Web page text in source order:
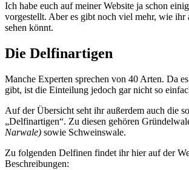
Ich habe euch auf meiner Website ja schon
vorgestellt. Aber es gibt noch viel mehr, wie ihr
sehen könnt.
Die Delfinartigen
Manche Experten sprechen von 40 Arten. Da
gibt, ist die Einteilung jedoch gar nicht so
Auf der Übersicht seht ihr außerdem auch die
„Delfinartigen“. Zu diesen gehören
Narwale) sowie Schweinswale.
Zu folgenden Delfinen findet ihr hier auf der
Beschreibungen: